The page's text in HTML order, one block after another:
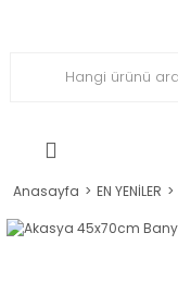
Anasayfa EN YENİLER